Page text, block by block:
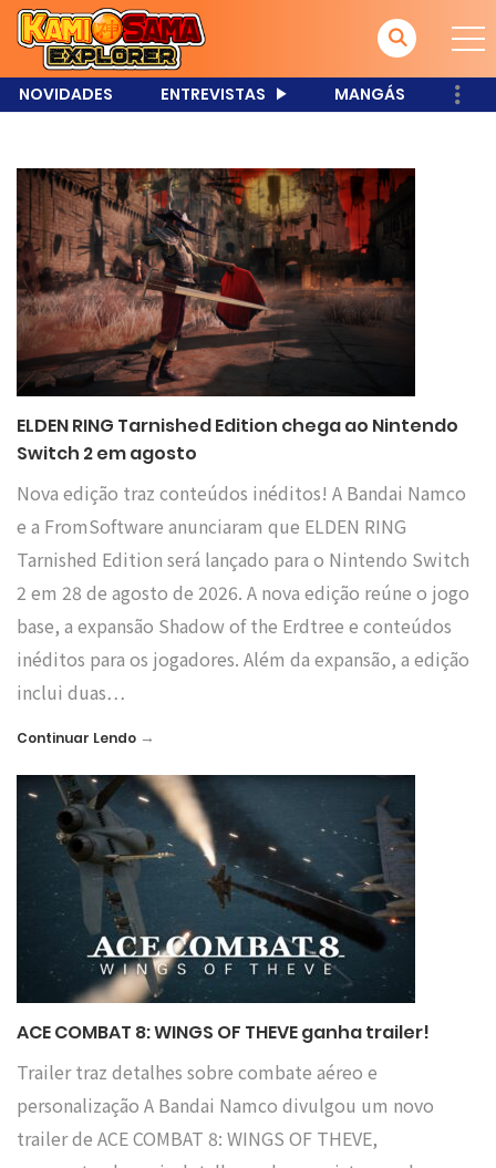
NOVIDADES ENTREVISTAS MANGÁS
ELDEN RING Tarnished Edition chega ao Nintendo
Switch 2 em agosto
Nova edição traz conteúdos inéditos! A Bandai Namco
e a FromSoftware anunciaram que ELDEN RING
Tarnished Edition será lançado para o Nintendo Switch
2 em 28 de agosto de 2026. A nova edição reúne o jogo
base, a expansão Shadow of the Erdtree e conteúdos
inéditos para os jogadores. Além da expansão, a edição
inclui duas…
Continuar Lendo →
ACE COMBAT 8: WINGS OF THEVE ganha trailer!
Trailer traz detalhes sobre combate aéreo e
personalização A Bandai Namco divulgou um novo
trailer de ACE COMBAT 8: WINGS OF THEVE,